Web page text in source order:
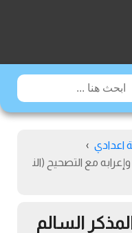
اعدادي ›
مع التصحيح (الن
السالم